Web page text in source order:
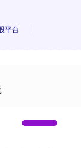
并与会计造假案
平台